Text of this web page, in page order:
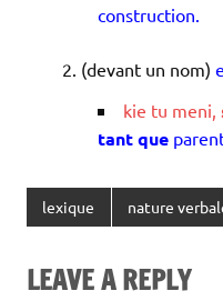
construction.
(devant un nom)
kie tu meni
tant que
lexique nature
LEAVE A REPLY